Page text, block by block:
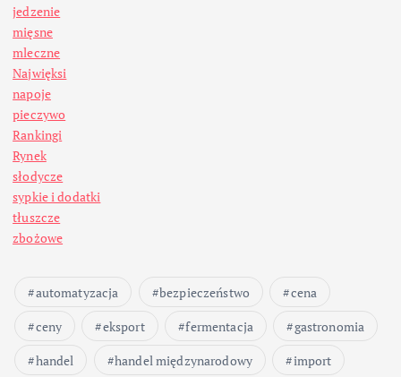
jedzenie
mięsne
mleczne
Najwięksi
napoje
pieczywo
Rankingi
Rynek
słodycze
sypkie i dodatki
tłuszcze
zbożowe
automatyzacja bezpieczeństwo
cena
ceny
eksport fermentacja
gastronomia
handel
handel międzynarodowy
import